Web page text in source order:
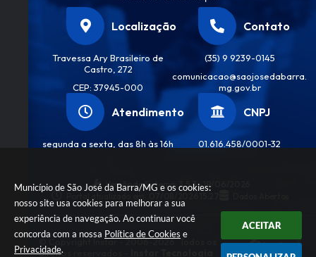
Município de São José da Barra/MG e os cookies:
nosso site usa cookies para melhorar a sua
experiência de navegação. Ao continuar você
concorda com a nossa Política de Cookies e
Privacidade.
ACEITAR
Localização
Travessa Ary Brasileiro de
Castro, 272
CEP: 37945-000
Contato
(35) 9 9239-0145
comunicacao@saojosedabarra.
mg.gov.br
Atendimento
segunda a sexta, das 8h às 16h
CNPJ
01.616.458/0001-32
Versão do Sistema: 3.5.3 - 19/06/2026
© Copyright Instar - 2006-2026. Todos os
direitos reservados -